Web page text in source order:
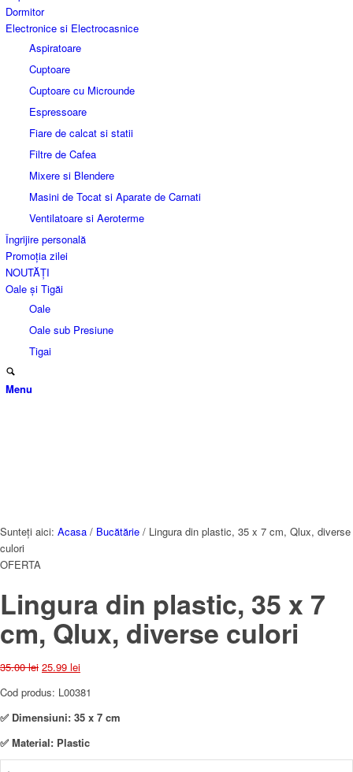
Dormitor
Electronice si Electrocasnice
Aspiratoare
Cuptoare
Cuptoare cu Microunde
Espressoare
Fiare de calcat si statii
Filtre de Cafea
Mixere si Blendere
Masini de Tocat si Aparate de Carnati
Ventilatoare si Aeroterme
Îngrijire personală
Promoția zilei
NOUTĂȚI
Oale și Tigăi
Oale
Oale sub Presiune
Tigai
Menu
Sunteți aici: Acasa / Bucătărie / Lingura din plastic, 35 x 7 cm, Qlux, diverse
culori
OFERTA
Lingura din plastic, 35 x 7
cm, Qlux, diverse culori
35.00lei Prețul
a
fost:
25.99 leiPrețul
este:
25.99 lei.
Cod produs: L00381
✅ Dimensiuni: 35 x 7 cm
✅ Material: Plastic